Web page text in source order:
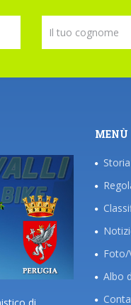
di
MENÙ
Storia
Foto/
Albo